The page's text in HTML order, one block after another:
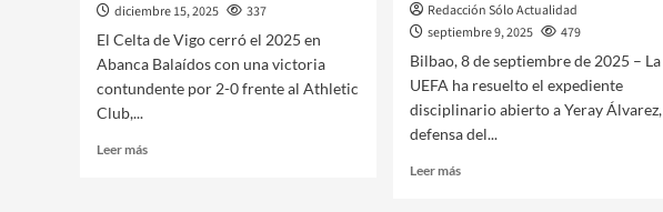
diciembre 15, 2025
337
El Celta de Vigo cerró el 2025 en
Abanca Balaídos con una victoria
contundente por 2-0 frente al Athletic
Club,...
Leer más
Redacción Sólo Actualidad
septiembre 9, 2025
479
Bilbao, 8 de septiembre de 2025 – La
UEFA ha resuelto el expediente
disciplinario abierto a Yeray Álvarez,
defensa del...
Leer más